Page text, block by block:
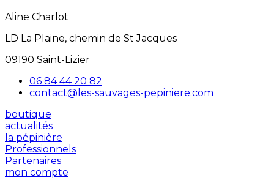
Aline Charlot
LD La Plaine, chemin de St Jacques
09190 Saint-Lizier
06 84 44 20 82
contact@les-sauvages-pepiniere.com
boutique
actualités
la pépinière
Professionnels
Partenaires
mon compte